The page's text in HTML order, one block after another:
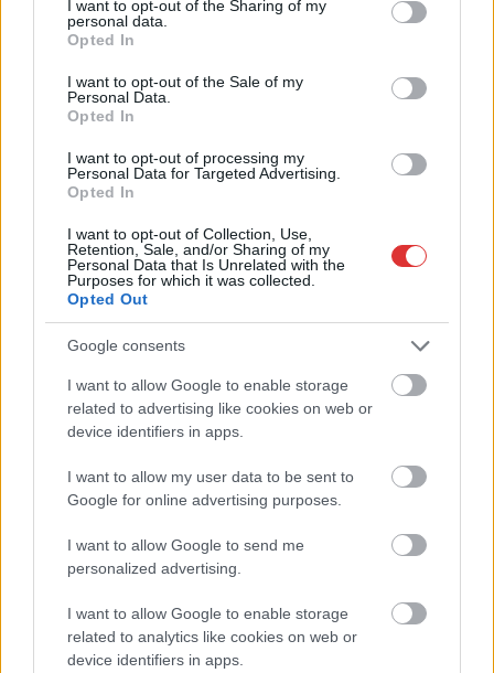
not limited to your visit or usage behaviour. You may click to
grant or deny consent to Google and its third-party tags to
use your data for below specified purposes in below Google
consent section.
I want to opt-out of the Sharing of my
personal data.
Opted In
I want to opt-out of the Sale of my
Personal Data.
Opted In
I want to opt-out of processing my
Personal Data for Targeted Advertising.
Opted In
I want to opt-out of Collection, Use,
Retention, Sale, and/or Sharing of my
Personal Data that Is Unrelated with the
Purposes for which it was collected.
Opted Out
Google consents
I want to allow Google to enable storage
related to advertising like cookies on web or
device identifiers in apps.
I want to allow my user data to be sent to
Google for online advertising purposes.
I want to allow Google to send me
personalized advertising.
I want to allow Google to enable storage
related to analytics like cookies on web or
device identifiers in apps.
Hírlevél feliratkozás
Adja meg keresztnevét:
meg e-mail címét:
Megismertem és elfogadom aGDPR-szabályzat
Nem szeretne lemaradni semmiről? Csak egy kattintás, és hírlevelünk a
legfrissebb információkkal és exkluzív tartalmakkal hétről hétre
postaládájába érkezik!
A SZOL24 legfrissebb 24 cikke
Györfi Mihály több tucat vállalkozással egyeztetett a
41 fok fölé forrósodott az ország, Szolnokon pedig egy másik
rekord is megdőlt